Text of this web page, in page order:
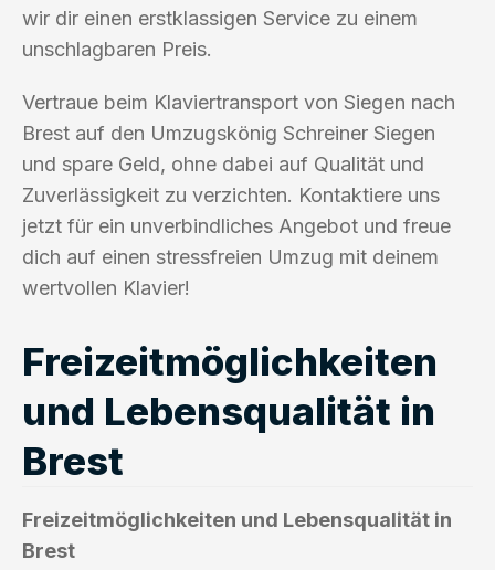
wir dir einen erstklassigen Service zu einem
unschlagbaren Preis.
Vertraue beim Klaviertransport von Siegen nach
Brest auf den Umzugskönig Schreiner Siegen
und spare Geld, ohne dabei auf Qualität und
Zuverlässigkeit zu verzichten. Kontaktiere uns
jetzt für ein unverbindliches Angebot und freue
dich auf einen stressfreien Umzug mit deinem
wertvollen Klavier!
Freizeitmöglichkeiten
und Lebensqualität in
Brest
Freizeitmöglichkeiten und Lebensqualität in
Brest